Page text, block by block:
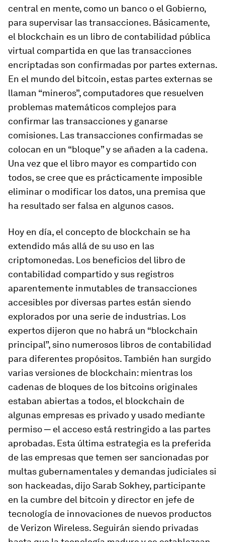
central en mente, como un banco o el Gobierno,
para supervisar las transacciones. Básicamente,
el blockchain es un libro de contabilidad pública
virtual compartida en que las transacciones
encriptadas son confirmadas por partes externas.
En el mundo del bitcoin, estas partes externas se
llaman “mineros”, computadores que resuelven
problemas matemáticos complejos para
confirmar las transacciones y ganarse
comisiones. Las transacciones confirmadas se
colocan en un “bloque” y se añaden a la cadena.
Una vez que el libro mayor es compartido con
todos, se cree que es prácticamente imposible
eliminar o modificar los datos, una premisa que
ha resultado ser falsa en algunos casos.
Hoy en día, el concepto de blockchain se ha
extendido más allá de su uso en las
criptomonedas. Los beneficios del libro de
contabilidad compartido y sus registros
aparentemente inmutables de transacciones
accesibles por diversas partes están siendo
explorados por una serie de industrias. Los
expertos dijeron que no habrá un “blockchain
principal”, sino numerosos libros de contabilidad
para diferentes propósitos. También han surgido
varias versiones de blockchain: mientras los
cadenas de bloques de los bitcoins originales
estaban abiertas a todos, el blockchain de
algunas empresas es privado y usado mediante
permiso ─ el acceso está restringido a las partes
aprobadas. Esta última estrategia es la preferida
de las empresas que temen ser sancionadas por
multas gubernamentales y demandas judiciales si
son hackeadas, dijo Sarab Sokhey, participante
en la cumbre del bitcoin y director en jefe de
tecnología de innovaciones de nuevos productos
de Verizon Wireless. Seguirán siendo privadas